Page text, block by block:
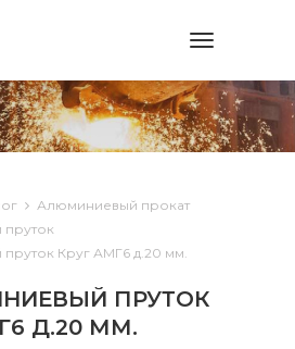
Toggle
Алюминиевый прокат
Круг АМГ6 д.20 мм.
ПРУТОК
Д.20 ММ.